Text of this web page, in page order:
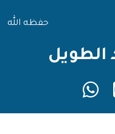
حفظه الله